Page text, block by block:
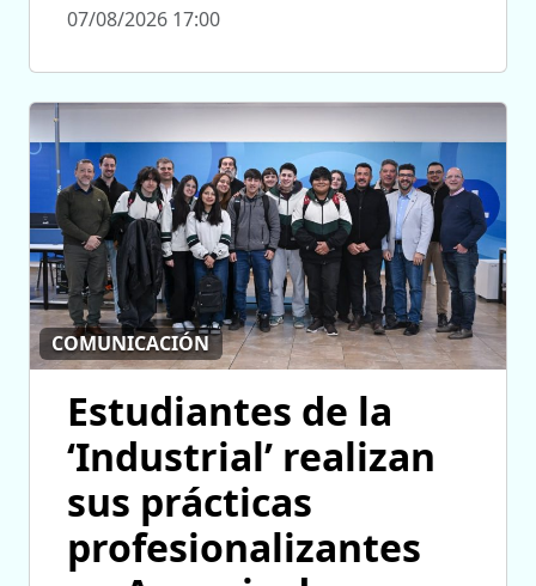
07/08/2026 17:00
COMUNICACIÓN
Estudiantes de la
‘Industrial’ realizan
sus prácticas
profesionalizantes